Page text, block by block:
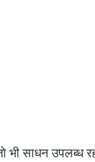
भी साधन उपलब्ध